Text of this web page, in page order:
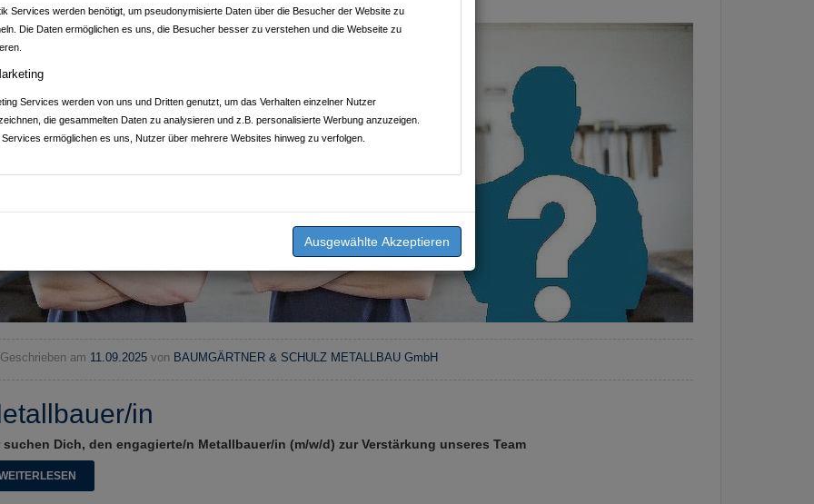
Services werden benötigt, um pseudonymisierte Daten über die Besucher der Website zu
Die Daten ermöglichen es uns, die Besucher besser zu verstehen und die Webseite zu
Services werden von uns und Dritten genutzt, um das Verhalten einzelner Nutzer
die gesammelten Daten zu analysieren und z.B. personalisierte Werbung anzuzeigen.
ermöglichen es uns, Nutzer über mehrere Websites hinweg zu verfolgen.
Geschrieben am 11.09.2025von BAUMGÄRTNER & SCHULZ METALLBAU GmbH
in
suchen Dich, den engagierte/n Metallbauer/in (m/w/d) zur Verstärkung unseres Team